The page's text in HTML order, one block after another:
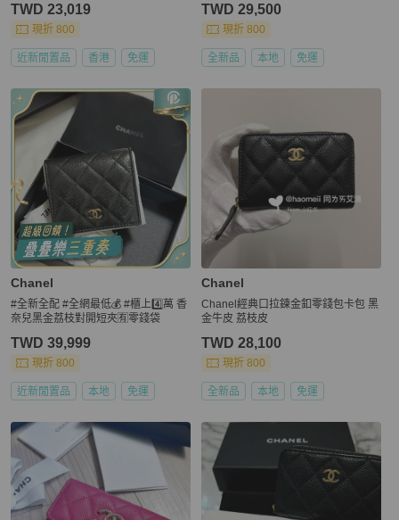
TWD 23,019
現折 800
近新閒置品 香港 免運
TWD 29,500
現折 800
全新品 本地 免運
Chanel
#全新全配 #全網最低💰 #櫃上4️⃣萬 香
奈兒黑金荔枝對開短夾🈶零錢袋
TWD 39,999
現折 800
近新閒置品 本地 免運
Chanel
Chanel經典口拉鍊金釦零錢包卡包 黑
金牛皮 荔枝皮
TWD 28,100
現折 800
全新品 本地 免運